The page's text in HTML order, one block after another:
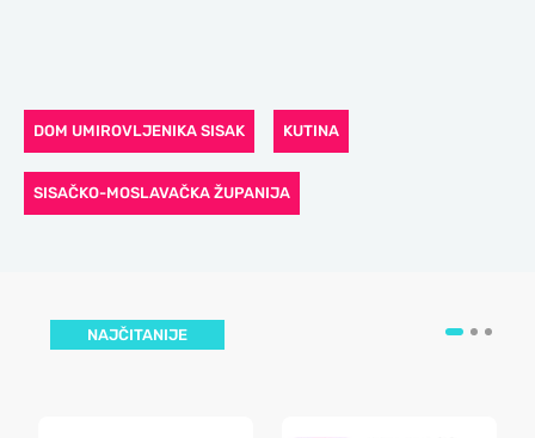
DOM UMIROVLJENIKA SISAK KUTINA
SISAČKO-MOSLAVAČKA ŽUPANIJA
NAJČITANIJE